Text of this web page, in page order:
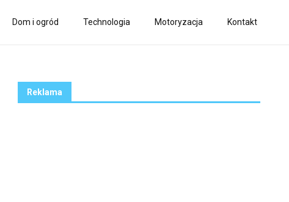
Dom i ogród Technologia Motoryzacja Kontakt
Reklama